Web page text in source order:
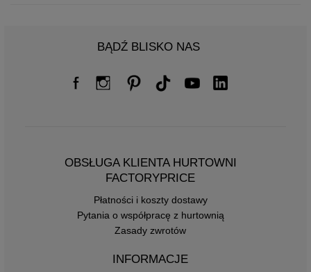
BĄDŹ BLISKO NAS
OBSŁUGA KLIENTA HURTOWNI
FACTORYPRICE
Płatności i koszty dostawy
Pytania o współpracę z hurtownią
Zasady zwrotów
INFORMACJE